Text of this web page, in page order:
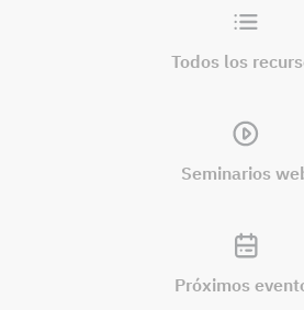
Todos los
Seminarios
Próximos